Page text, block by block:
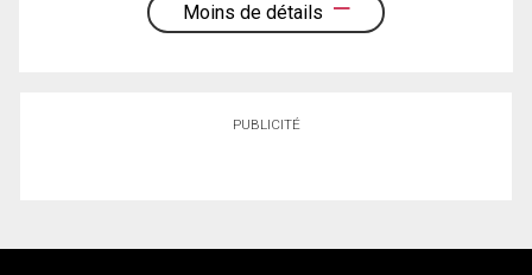
Moins de détails
PUBLICITÉ